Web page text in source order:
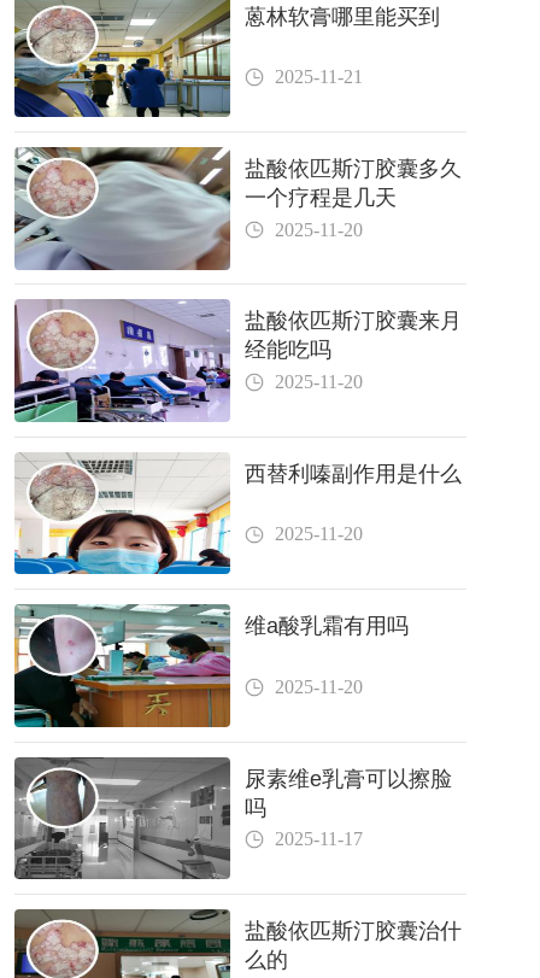
蒽林软膏哪里能买到
2025-11-21
盐酸依匹斯汀胶囊多久
一个疗程是几天
2025-11-20
盐酸依匹斯汀胶囊来月
经能吃吗
2025-11-20
西替利嗪副作用是什么
2025-11-20
维a酸乳霜有用吗
2025-11-20
尿素维e乳膏可以擦脸
吗
2025-11-17
盐酸依匹斯汀胶囊治什
么的